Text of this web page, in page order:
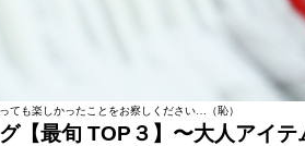
ても楽しかったことをお察しください…（恥）
【最旬 TOP３】〜大人アイテ